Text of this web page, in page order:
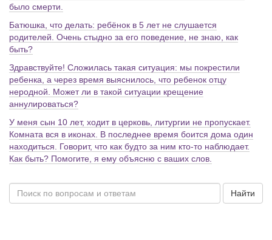
было смерти.
Батюшка, что делать: ребёнок в 5 лет не слушается
родителей. Очень стыдно за его поведение, не знаю, как
быть?
Здравствуйте! Сложилась такая ситуация: мы покрестили
ребенка, а через время выяснилось, что ребенок отцу
неродной. Может ли в такой ситуации крещение
аннулироваться?
У меня сын 10 лет, ходит в церковь, литургии не пропускает.
Комната вся в иконах. В последнее время боится дома один
находиться. Говорит, что как будто за ним кто-то наблюдает.
Как быть? Помогите, я ему объясню с ваших слов.
Найти